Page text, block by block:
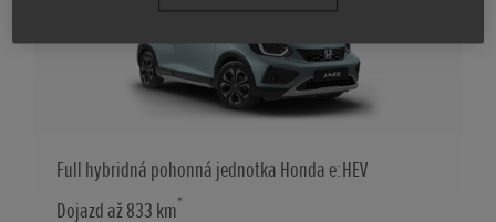
Full hybridná pohonná jednotka Honda e:HEV
Dojazd až 833 km*